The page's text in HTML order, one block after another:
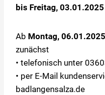
bis Freitag,
Ab Montag, 06.01.2025
zunächst
• telefonisch unter
• per E-Mail
badlangensalza.de